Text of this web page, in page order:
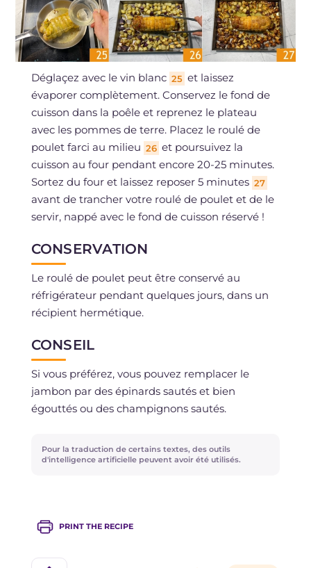
Déglaçez avec le vin blanc 25 et laissez
évaporer complètement. Conservez le fond de
cuisson dans la poêle et reprenez le plateau
avec les pommes de terre. Placez le roulé de
poulet farci au milieu 26 et poursuivez la
cuisson au four pendant encore 20-25 minutes.
Sortez du four et laissez reposer 5 minutes 27
avant de trancher votre roulé de poulet et de le
servir, nappé avec le fond de cuisson réservé !
CONSERVATION
Le roulé de poulet peut être conservé au
réfrigérateur pendant quelques jours, dans un
récipient hermétique.
CONSEIL
Si vous préférez, vous pouvez remplacer le
jambon par des épinards sautés et bien
égouttés ou des champignons sautés.
Pour la traduction de certains textes, des outils
d'intelligence artificielle peuvent avoir été utilisés.
PRINT THE RECIPE